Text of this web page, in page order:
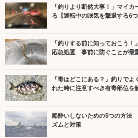
「釣りより断然大事！」マイ
る【運転中の眠気を撃退する6つ
「釣りする前に知っておこう
応急処置 事前に防ぐことが最
「毒はどこにある？」釣りで
れた時に注意すべき有毒部位を
船酔いしないための5つの方法
ズムと対策